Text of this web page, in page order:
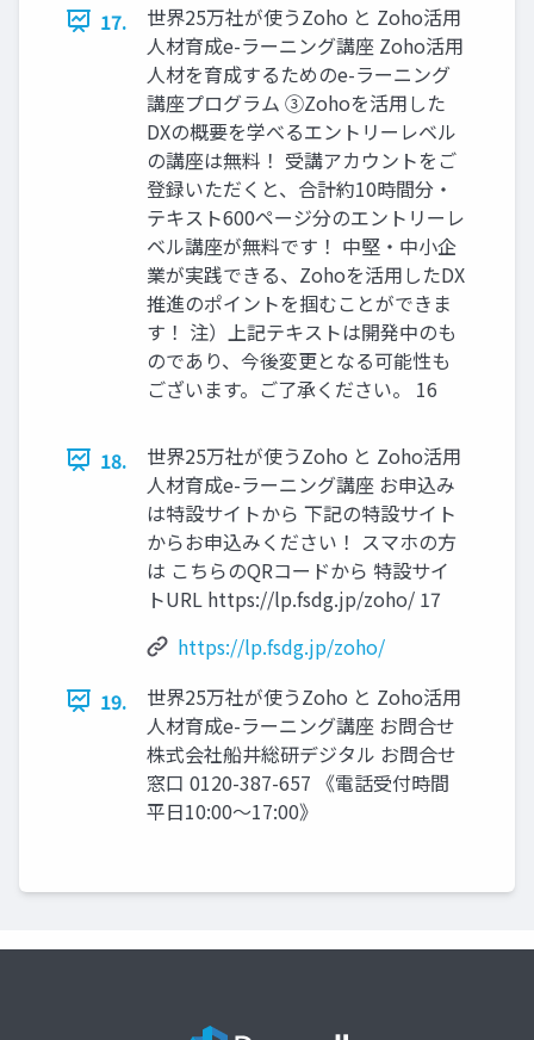
17.
世界25万社が使うZoho と Zoho活用
人材育成e-ラーニング講座 Zoho活用
人材を育成するためのe-ラーニング
講座プログラム ③Zohoを活用した
DXの概要を学べるエントリーレベル
の講座は無料！ 受講アカウントをご
登録いただくと、合計約10時間分・
テキスト600ページ分のエントリーレ
ベル講座が無料です！ 中堅・中小企
業が実践できる、Zohoを活用したDX
推進のポイントを掴むことができま
す！ 注）上記テキストは開発中のも
のであり、今後変更となる可能性も
ございます。ご了承ください。 16
18.
世界25万社が使うZoho と Zoho活用
人材育成e-ラーニング講座 お申込み
は特設サイトから 下記の特設サイト
からお申込みください！ スマホの方
は こちらのQRコードから 特設サイ
トURL https://lp.fsdg.jp/zoho/ 17
https://lp.fsdg.jp/zoho/
19.
世界25万社が使うZoho と Zoho活用
人材育成e-ラーニング講座 お問合せ
株式会社船井総研デジタル お問合せ
窓口 0120-387-657 《電話受付時間
平日10:00～17:00》